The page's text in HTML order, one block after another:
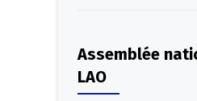
Assemblée
LAO